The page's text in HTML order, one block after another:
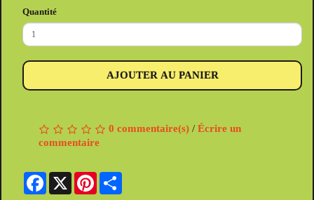
Quantité
AJOUTER AU PANIER
0 commentaire(s) / Écrire un
commentaire
Facebook
X Pinterest